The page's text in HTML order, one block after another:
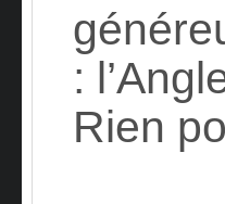
:
Rien